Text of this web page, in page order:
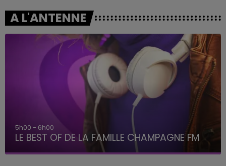
A L'ANTENNE
6h00 - 10h00
La Famille